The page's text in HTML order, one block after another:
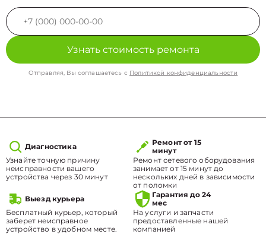
Узнать стоимость ремонта
Отправляя, Вы соглашаетесь с Политикой конфиденциальности
Диагностика
Узнайте точную причину
неисправности вашего
устройства через 30 минут
Ремонт от 15
минут
Ремонт сетевого оборудования
занимает от 15 минут до
нескольких дней в зависимости
от поломки
Выезд курьера
Бесплатный курьер, который
заберет неисправное
устройство в удобном месте.
Гарантия до 24
мес
На услуги и запчасти
предоставленные нашей
компанией